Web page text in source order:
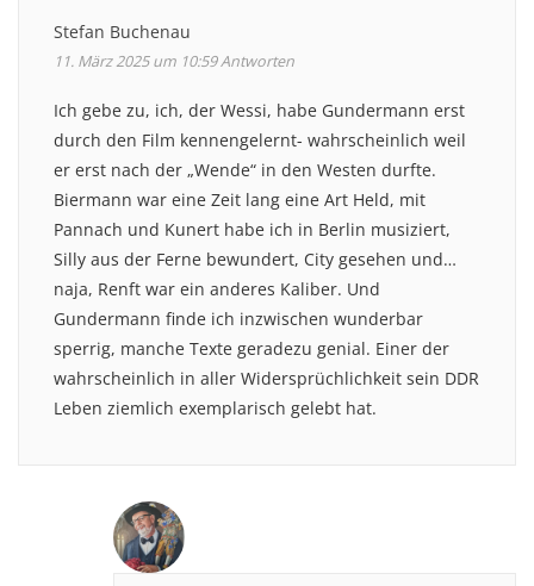
Stefan Buchenau
11. März 2025 um 10:59Antworten
Ich gebe zu, ich, der Wessi, habe Gundermann erst
durch den Film kennengelernt- wahrscheinlich weil
er erst nach der „Wende“ in den Westen durfte.
Biermann war eine Zeit lang eine Art Held, mit
Pannach und Kunert habe ich in Berlin musiziert,
Silly aus der Ferne bewundert, City gesehen und…
naja, Renft war ein anderes Kaliber. Und
Gundermann finde ich inzwischen wunderbar
sperrig, manche Texte geradezu genial. Einer der
wahrscheinlich in aller Widersprüchlichkeit sein DDR
Leben ziemlich exemplarisch gelebt hat.